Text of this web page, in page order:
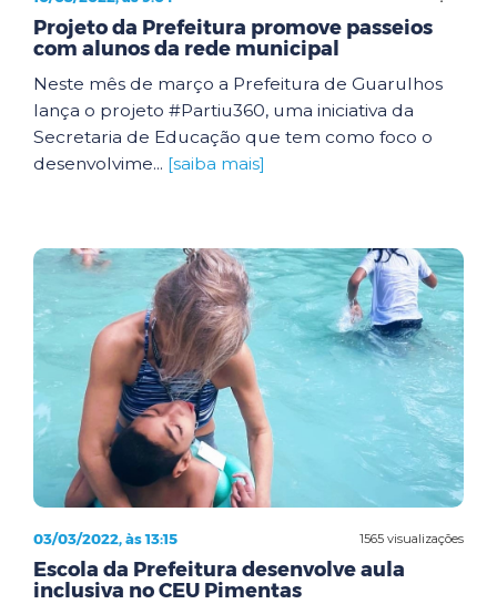
Projeto da Prefeitura promove passeios
com alunos da rede municipal
Neste mês de março a Prefeitura de Guarulhos
lança o projeto #Partiu360, uma iniciativa da
Secretaria de Educação que tem como foco o
desenvolvime... [saiba mais]
1565 visualizações
03/03/2022, às 13:15
Escola da Prefeitura desenvolve aula
inclusiva no CEU Pimentas